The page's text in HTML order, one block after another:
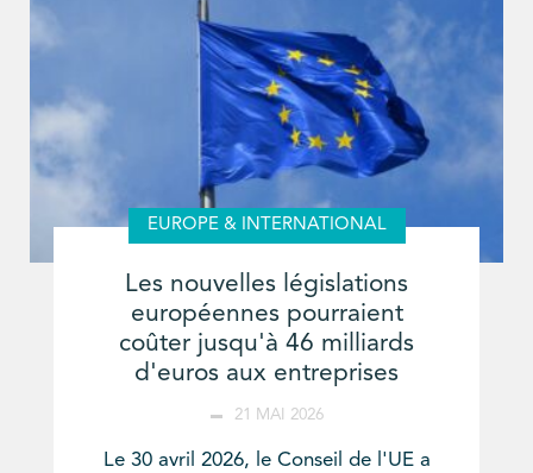
EUROPE & INTERNATIONAL
Les nouvelles législations
européennes pourraient
coûter jusqu'à 46 milliards
d'euros aux entreprises
21 MAI 2026
Le 30 avril 2026, le Conseil de l'UE a